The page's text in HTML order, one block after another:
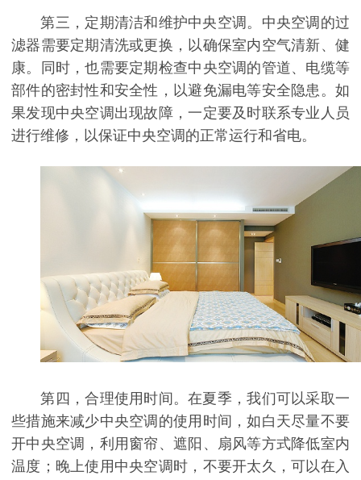
第三，定期清洁和维护中央空调。中央空调的过
滤器需要定期清洗或更换，以确保室内空气清新、健
康。同时，也需要定期检查中央空调的管道、电缆等
部件的密封性和安全性，以避免漏电等安全隐患。如
果发现中央空调出现故障，一定要及时联系专业人员
进行维修，以保证中央空调的正常运行和省电。
第四，合理使用时间。在夏季，我们可以采取一
些措施来减少中央空调的使用时间，如白天尽量不要
开中央空调，利用窗帘、遮阳、扇风等方式降低室内
温度；晚上使用中央空调时，不要开太久，可以在入